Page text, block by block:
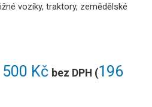
Kč bez DPH (196
vozíky, traktory, zemědělské